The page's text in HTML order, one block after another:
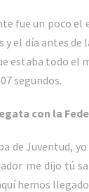
fue un poco
el día antes de
estaba todo
segundos.
con la
de Juventud,
me dijo tú
hemos